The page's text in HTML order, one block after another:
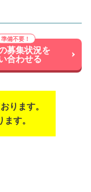
募集状況を
合わせる
ります。
す。